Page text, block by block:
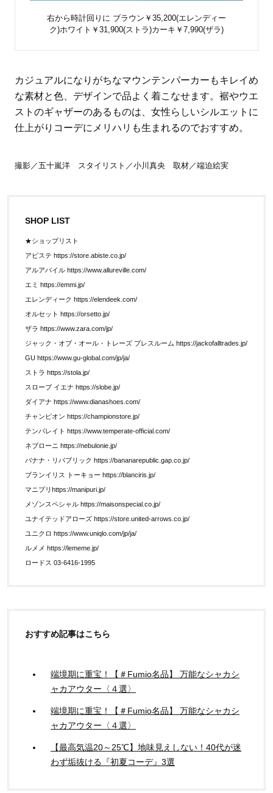
右から時計回りに ブラウン￥35,200(エレンディー
ク)ホワイト￥31,900(ストラ)カーキ￥7,990(ザラ)
カジュアルになりがちなマウンテンパーカーもキレイめ
な素材と色、デザインで品よく着こなせます。裾やウエ
ストのギャザーのあるものは、女性らしいシルエットに
仕上がりコーデにメリハリも生まれるのでおすすめ。
撮影／五十嵐洋 スタイリスト／小川真央 取材／端迫絵実
SHOP LIST
★ショップリスト
アビステ https://store.abiste.co.jp/
アルアバイル https://www.allureville.com/
エミ https://emmi.jp/
エレンディーク https://elendeek.com/
オルセット https://orsetto.jp/
ザラ https://www.zara.com/jp/
ジャック・オブ・オール・トレーズ プレスルーム https://jackofalltrades.jp/
GU https://www.gu-global.com/jp/ja/
ストラ https://stola.jp/
スローブ イエナ https://slobe.jp/
ダイアナ https://www.dianashoes.com/
チャンピオン https://championstore.jp/
テンパレイト https://www.temperate-official.com/
ネブローニ https://nebulonie.jp/
バナナ・リパブリック https://bananarepublic.gap.co.jp/
ブランイリス トーキョー https://blanciris.jp/
マニプリhttps://manipuri.jp/
メゾンスペシャル https://maisonspecial.co.jp/
ユナイテッドアローズ https://store.united-arrows.co.jp/
ユニクロ https://www.uniqlo.com/jp/ja/
ルメメ https://lememe.jp/
ロードス 03-6416-1995
おすすめ記事はこちら
端境期に重宝！【＃Fumio名品】 万能なシャカシ
ャカアウター〈４選〉
端境期に重宝！【＃Fumio名品】 万能なシャカシ
ャカアウター〈４選〉
【最高気温20～25℃】地味見えしない！40代が迷
わず垢抜ける『初夏コーデ』3選